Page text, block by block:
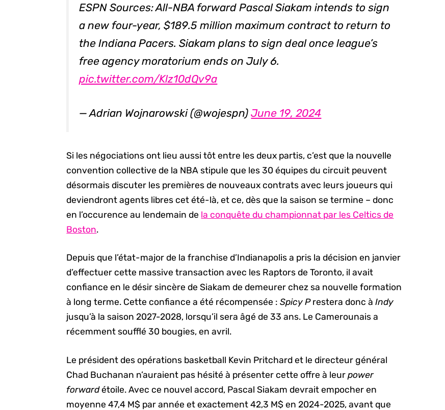
ESPN Sources: All-NBA forward Pascal Siakam intends to sign
a new four-year, $189.5 million maximum contract to return to
the Indiana Pacers. Siakam plans to sign deal once league’s
free agency moratorium ends on July 6.
pic.twitter.com/Klz10dQv9a
— Adrian Wojnarowski (@wojespn)June 19, 2024
Si les négociations ont lieu aussi tôt entre les deux partis, c’est que la nouvelle
convention collective de la NBA stipule que les 30 équipes du circuit peuvent
désormais discuter les premières de nouveaux contrats avec leurs joueurs qui
deviendront agents libres cet été-là, et ce, dès que la saison se termine – donc
en l’occurence au lendemain de la conquête du championnat par les Celtics de
Boston.
Depuis que l’état-major de la franchise d’Indianapolis a pris la décision en janvier
d’effectuer cette massive transaction avec les Raptors de Toronto, il avait
confiance en le désir sincère de Siakam de demeurer chez sa nouvelle formation
à long terme. Cette confiance a été récompensée :Spicy Prestera donc àIndy
jusqu’à la saison 2027-2028, lorsqu’il sera âgé de 33 ans. Le Camerounais a
récemment soufflé 30 bougies, en avril.
Le président des opérations basketball Kevin Pritchard et le directeur général
Chad Buchanan n’auraient pas hésité à présenter cette offre à leurpower
forwardétoile. Avec ce nouvel accord, Pascal Siakam devrait empocher en
moyenne 47,4 M$ par année et exactement 42,3 M$ en 2024-2025, avant que